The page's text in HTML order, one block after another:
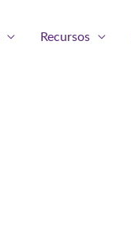
Recursos